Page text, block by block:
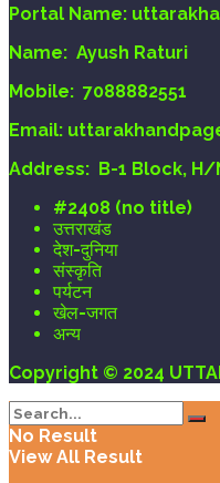
Portal Name:
Name: Ayush Raturi
Mobile: 7088882551
Email:
Address: B-1 Block, H/
#2408 (no title)
उत्तराखंड
देश-दुनिया
संस्कृति
पर्यटन
खेल-जगत
अन्य
Copyright © 2024
No Result
View All Result